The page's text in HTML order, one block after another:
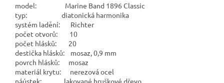
model: Marine Band 1896 Classic
typ: diatonická harmonika
systém ladění: Richter
počet otvorů: 10
počet hlásků: 20
destička hlásků: mosaz, 0,9 mm
povrch hlásků: mosaz
materiál krytu: nerezová ocel
náústek: lakované hruškové dřevo